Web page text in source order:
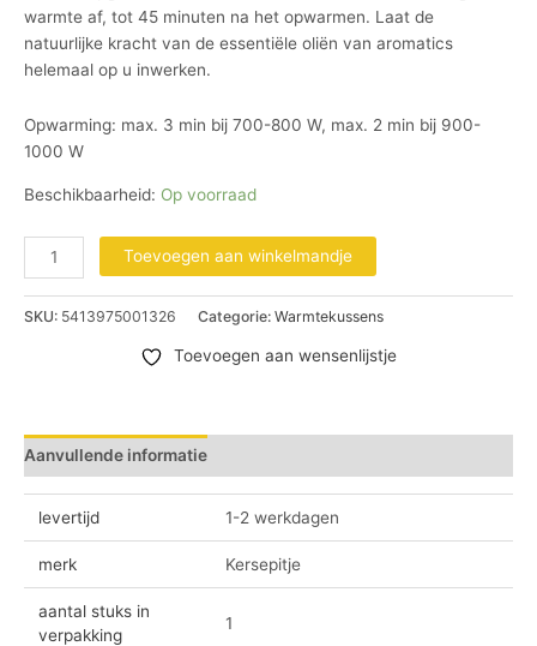
warmte af, tot 45 minuten na het opwarmen. Laat de
natuurlijke kracht van de essentiële oliën van aromatics
helemaal op u inwerken.
Opwarming: max. 3 min bij 700-800 W, max. 2 min bij 900-
1000 W
Beschikbaarheid: Op voorraad
Toevoegen aan winkelmandje
SKU: 5413975001326 Categorie: Warmtekussens
Toevoegen aan wensenlijstje
Aanvullende informatie
levertijd 1-2 werkdagen
merk Kersepitje
aantal stuks in
verpakking
1